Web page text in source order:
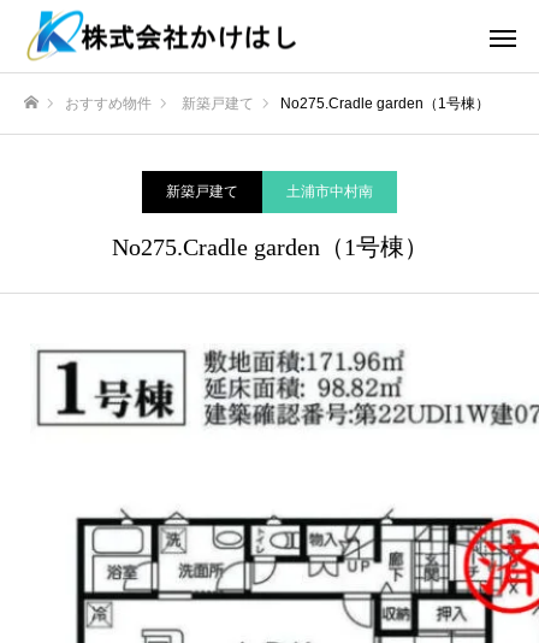
おすすめ物件 新築戸建て No275.Cradle garden（1号棟）
新築戸建て 土浦市中村南
No275.Cradle garden（1号棟）